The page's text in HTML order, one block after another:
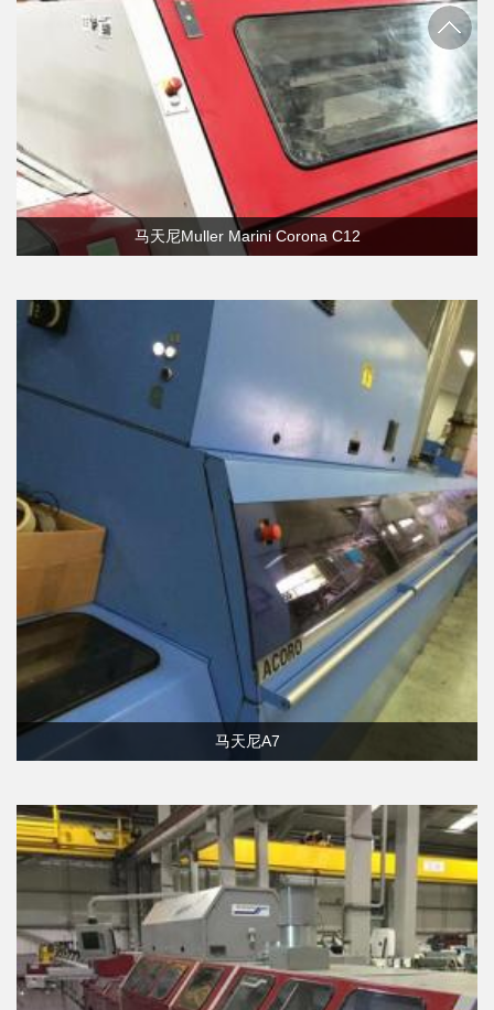
马天尼Muller Marini Corona C12
马天尼A7